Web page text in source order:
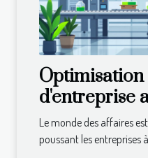
Optimisation
d'entreprise
management
coûts et
Le monde des affaires
poussant les entreprises